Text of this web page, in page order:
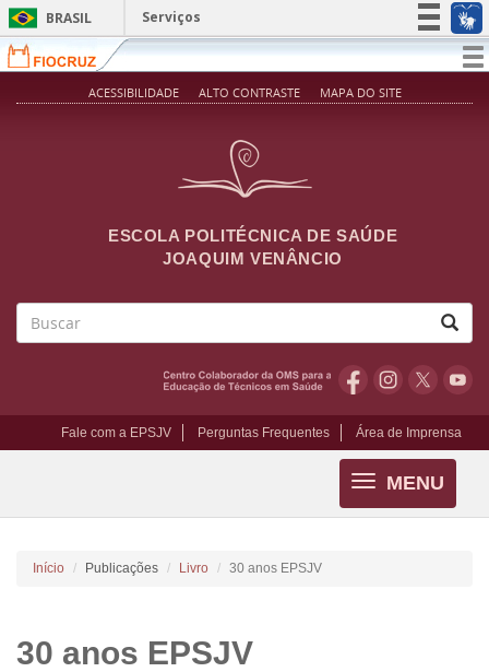
Pular para o conteúdo principal
BRASIL
Serviços
Simplifique!
Participe
ACESSIBILIDADE ALTO CONTRASTE MAPA DO SITE
ESCOLA POLITÉCNICA DE SAÚDE
JOAQUIM VENÂNCIO
Fale com a EPSJV Perguntas Frequentes Área de Imprensa
MENU
Toggle
navigation
Início Publicações Livro 30 anos EPSJV
30 anos EPSJV